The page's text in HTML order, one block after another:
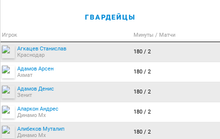
ГВАРДЕЙЦЫ
Игрок Минуты / Матчи
Агкацев Станислав
Краснодар
180 / 2
Адамов Арсен
Ахмат
180 / 2
Адамов Денис
Зенит
180 / 2
Аларкон Андрес
Динамо Мх
180 / 2
Алибеков Муталип
Динамо Мх
180 / 2